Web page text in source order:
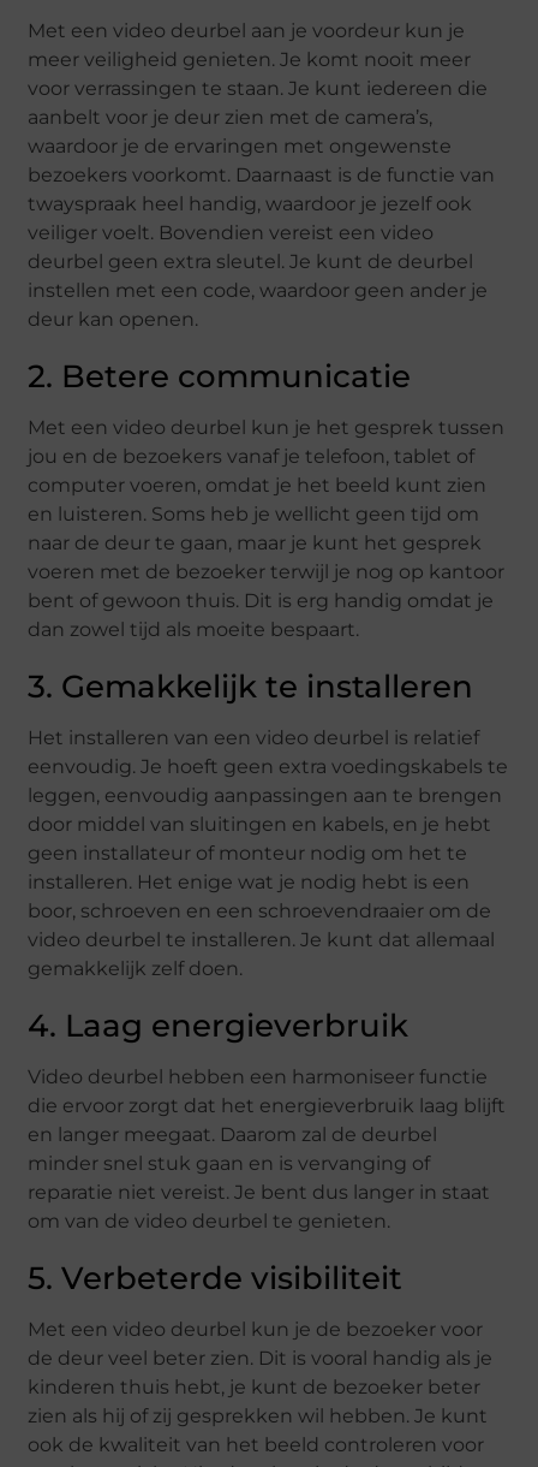
Met een video deurbel aan je voordeur kun je
meer veiligheid genieten. Je komt nooit meer
voor verrassingen te staan. Je kunt iedereen die
aanbelt voor je deur zien met de camera’s,
waardoor je de ervaringen met ongewenste
bezoekers voorkomt. Daarnaast is de functie van
twayspraak heel handig, waardoor je jezelf ook
veiliger voelt. Bovendien vereist een video
deurbel geen extra sleutel. Je kunt de deurbel
instellen met een code, waardoor geen ander je
deur kan openen.
2. Betere communicatie
Met een video deurbel kun je het gesprek tussen
jou en de bezoekers vanaf je telefoon, tablet of
computer voeren, omdat je het beeld kunt zien
en luisteren. Soms heb je wellicht geen tijd om
naar de deur te gaan, maar je kunt het gesprek
voeren met de bezoeker terwijl je nog op kantoor
bent of gewoon thuis. Dit is erg handig omdat je
dan zowel tijd als moeite bespaart.
3. Gemakkelijk te installeren
Het installeren van een video deurbel is relatief
eenvoudig. Je hoeft geen extra voedingskabels te
leggen, eenvoudig aanpassingen aan te brengen
door middel van sluitingen en kabels, en je hebt
geen installateur of monteur nodig om het te
installeren. Het enige wat je nodig hebt is een
boor, schroeven en een schroevendraaier om de
video deurbel te installeren. Je kunt dat allemaal
gemakkelijk zelf doen.
4. Laag energieverbruik
Video deurbel hebben een harmoniseer functie
die ervoor zorgt dat het energieverbruik laag blijft
en langer meegaat. Daarom zal de deurbel
minder snel stuk gaan en is vervanging of
reparatie niet vereist. Je bent dus langer in staat
om van de video deurbel te genieten.
5. Verbeterde visibiliteit
Met een video deurbel kun je de bezoeker voor
de deur veel beter zien. Dit is vooral handig als je
kinderen thuis hebt, je kunt de bezoeker beter
zien als hij of zij gesprekken wil hebben. Je kunt
ook de kwaliteit van het beeld controleren voor